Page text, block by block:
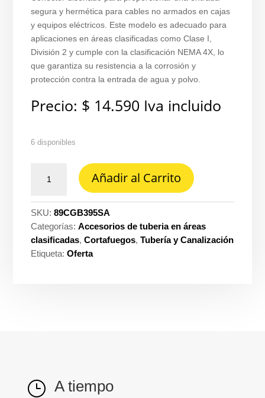
segura y hermética para cables no armados en cajas
y equipos eléctricos. Este modelo es adecuado para
aplicaciones en áreas clasificadas como Clase I,
División 2 y cumple con la clasificación NEMA 4X, lo
que garantiza su resistencia a la corrosión y
protección contra la entrada de agua y polvo.
Precio: $ 14.590 Iva incluido
6 disponibles
estopa
al
C1D2
cgb
ext
Añadir al Carrito
SKU:89CGB395SA
Categorías:Accesorios de tuberia en áreas
clasificadas,Cortafuegos,Tubería y Canalización
Etiqueta:Oferta
} A tiempo